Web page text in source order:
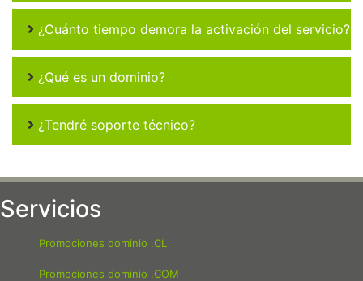
¿Cuánto tiempo demora la activación del servicio?
¿Qué es un dominio?
¿Tendré soporte técnico?
Servicios
Promociones dominio .CL
Promociones dominio .COM